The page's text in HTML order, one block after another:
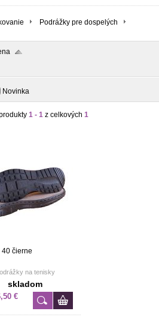
Podrážky pre dospelých
Novinka
1 - 1 z celkových 1
40 čierne
na tenisky
skladom
€